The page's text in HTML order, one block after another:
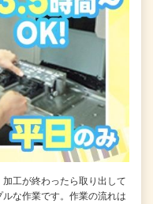
工が終わったら取り出して
な作業です。作業の流れは